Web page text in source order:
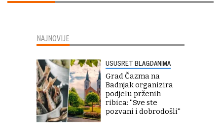
NAJNOVIJE
USUSRET BLAGDANIMA
Grad Čazma na
Badnjak organizira
podjelu prženih
ribica: ''Sve ste
pozvani i dobrodošli''